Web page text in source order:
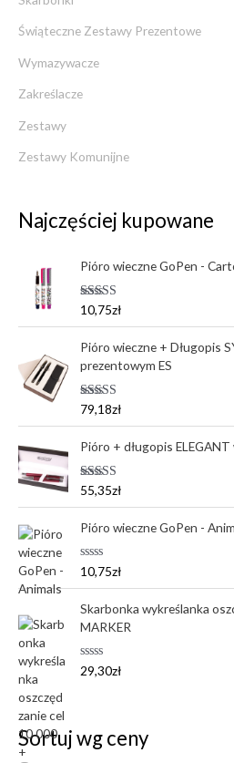
Świąteczne Zestawy Prezentowe
Wymazywacze
Zakreślacze
Zestawy
Zestawy Komunijne
Najczęściej kupowane
Pióro wieczne GoPen -
Oceniono
5.00
10,75zł
Pióro wieczne + Długopis
prezentowym ES
Oceniono
5.00
79,18zł
Pióro + długopis
Oceniono
5.00
55,35zł
Pióro wieczne GoPen -
O
n
i
o
o
0
n
10,75zł
Skarbonka wykreślanka
MARKER
O
n
29,30zł
Sortuj wg ceny